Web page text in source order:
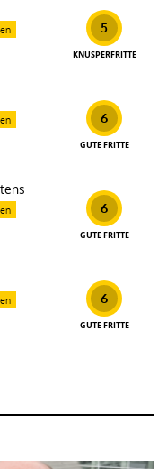
5
KNUSPERFRITTE
6
GUTE FRITTE
6
GUTE FRITTE
6
GUTE FRITTE